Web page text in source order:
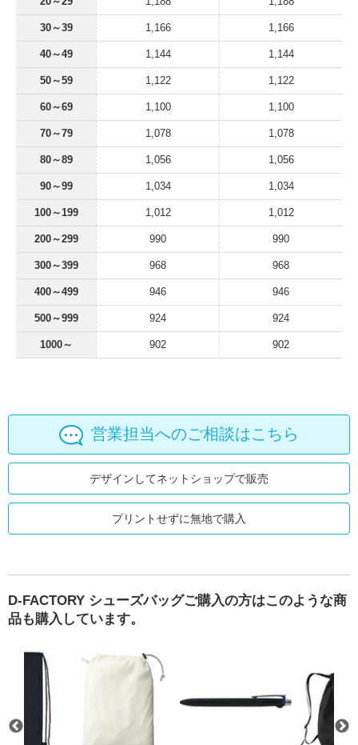
30～39 1,166 1,166
40～49 1,144 1,144
50～59 1,122 1,122
60～69 1,100 1,100
70～79 1,078 1,078
80～89 1,056 1,056
90～99 1,034 1,034
100～199 1,012 1,012
200～299 990 990
300～399 968 968
400～499 946 946
500～999 924 924
1000～ 902 902
営業担当へのご相談はこちら
デザインしてネットショップで販売
プリントせずに無地で購入
D-FACTORY シューズバッグご購入の方はこのような商
品も購入しています。
ダー（シルバーラメ）D-FACTORY ナップサック